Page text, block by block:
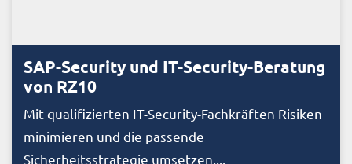
SAP-Security und IT-Security-Beratung
von RZ10
Mit qualifizierten IT-Security-Fachkräften Risiken
minimieren und die passende
Sicherheitsstrategie umsetzen....